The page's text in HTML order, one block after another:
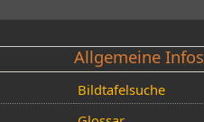
Allgemeine Infos
Bildtafelsuche